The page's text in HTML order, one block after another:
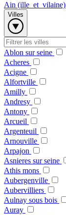
Ain (ille_et_vilaine)
Villes
Ablon sur seine
Acheres
Acigne
Alfortville
Amilly
Andresy
Antony
Arcueil
Argenteuil
Arnouville
Arpajon
Asnieres sur seine
Athis mons
Aubergenville
Aubervilliers
Aulnay sous bois
Auray